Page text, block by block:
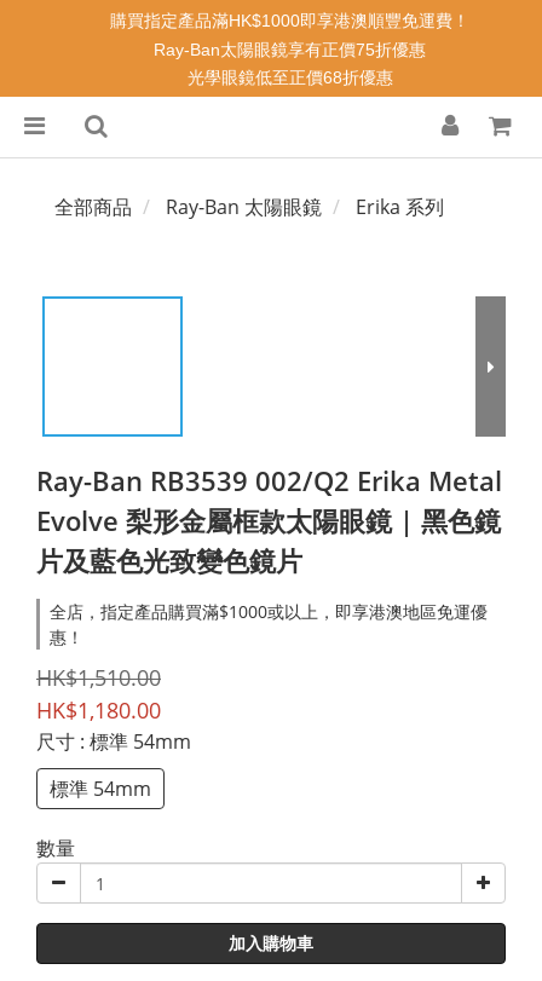
全部商品 Ray-Ban 太陽眼鏡 Erika 系列
Ray-Ban RB3539 002/Q2 Erika Metal
Evolve 梨形金屬框款太陽眼鏡 | 黑色鏡
片及藍色光致變色鏡片
全店，指定產品購買滿$1000或以上，即享港澳地區免運優
惠！
HK$1,510.00
HK$1,180.00
尺寸 : 標準 54mm
標準 54mm
數量
加入購物車
購買指定產品滿HK$1000即享港澳順豐免運費！
Ray-Ban太陽眼鏡享有正價75折優惠
光學眼鏡低至正價68折優惠